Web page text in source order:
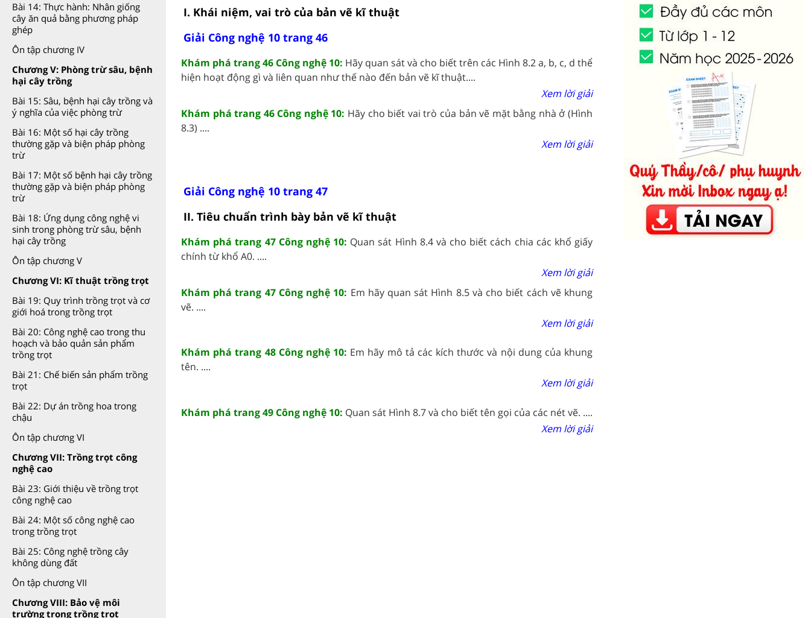
Bài 14: Thực hành: Nhân giống
cây ăn quả bằng phương pháp
ghép
Ôn tập chương IV
Chương V: Phòng trừ sâu, bệnh
hại cây trồng
Bài 15: Sâu, bệnh hại cây trồng và
ý nghĩa của việc phòng trừ
Bài 16: Một số hại cây trồng
thường gặp và biện pháp phòng
trừ
Bài 17: Một số bệnh hại cây trồng
thường gặp và biện pháp phòng
trừ
Bài 18: Ứng dụng công nghệ vi
sinh trong phòng trừ sâu, bệnh
hại cây trồng
Ôn tập chương V
Chương VI: Kĩ thuật trồng trọt
Bài 19: Quy trình trồng trọt và cơ
giới hoá trong trồng trọt
Bài 20: Công nghệ cao trong thu
hoạch và bảo quản sản phẩm
trồng trọt
Bài 21: Chế biến sản phẩm trồng
trọt
Bài 22: Dự án trồng hoa trong
chậu
Ôn tập chương VI
Chương VII: Trồng trọt công
nghệ cao
Bài 23: Giới thiệu về trồng trọt
công nghệ cao
Bài 24: Một số công nghệ cao
trong trồng trọt
Bài 25: Công nghệ trồng cây
không dùng đất
Ôn tập chương VII
Chương VIII: Bảo vệ môi
trường trong trồng trọt
I. Khái niệm, vai trò của bản vẽ kĩ thuật
Giải Công nghệ 10 trang 46
Khám phá trang 46 Công nghệ 10: Hãy quan sát và cho biết trên các Hình 8.2 a, b, c, d thể
hiện hoạt động gì và liên quan như thế nào đến bản vẽ kĩ thuật....
Xem lời giải
Khám phá trang 46 Công nghệ 10: Hãy cho biết vai trò của bản vẽ mặt bằng nhà ở (Hình
8.3) ....
Xem lời giải
Giải Công nghệ 10 trang 47
II. Tiêu chuẩn trình bày bản vẽ kĩ thuật
Khám phá trang 47 Công nghệ 10: Quan sát Hình 8.4 và cho biết cách chia các khổ giấy
chính từ khổ A0. ....
Xem lời giải
Khám phá trang 47 Công nghệ 10: Em hãy quan sát Hình 8.5 và cho biết cách vẽ khung
vẽ. ....
Xem lời giải
Khám phá trang 48 Công nghệ 10: Em hãy mô tả các kích thước và nội dung của khung
tên. ....
Xem lời giải
Khám phá trang 49 Công nghệ 10: Quan sát Hình 8.7 và cho biết tên gọi của các nét vẽ. ....
Xem lời giải